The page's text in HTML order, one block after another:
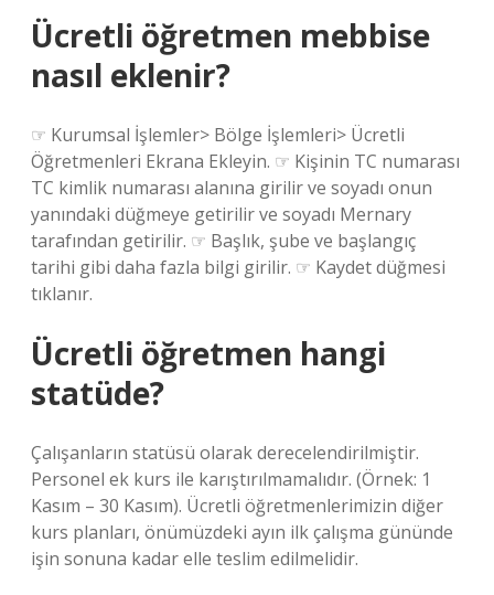
Ücretli öğretmen mebbise
nasıl eklenir?
☞ Kurumsal İşlemler> Bölge İşlemleri> Ücretli
Öğretmenleri Ekrana Ekleyin. ☞ Kişinin TC numarası
TC kimlik numarası alanına girilir ve soyadı onun
yanındaki düğmeye getirilir ve soyadı Mernary
tarafından getirilir. ☞ Başlık, şube ve başlangıç ​​
tarihi gibi daha fazla bilgi girilir. ☞ Kaydet düğmesi
tıklanır.
Ücretli öğretmen hangi
statüde?
Çalışanların statüsü olarak derecelendirilmiştir.
Personel ek kurs ile karıştırılmamalıdır. (Örnek: 1
Kasım – 30 Kasım). Ücretli öğretmenlerimizin diğer
kurs planları, önümüzdeki ayın ilk çalışma gününde
işin sonuna kadar elle teslim edilmelidir.